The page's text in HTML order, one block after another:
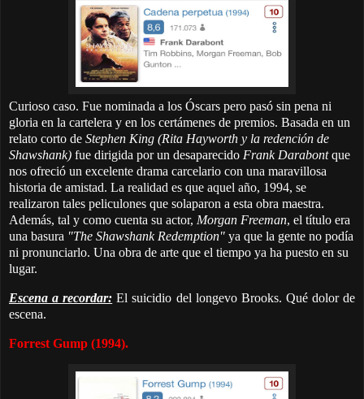
Curioso caso. Fue nominada a los Óscars pero pasó sin pena ni
gloria en la cartelera y en los certámenes de premios. Basada en un
relato corto de Stephen King (Rita Hayworth y la redención de
Shawshank) fue dirigida por un desaparecido Frank Darabontque
nos ofreció un excelente drama carcelario con una maravillosa
historia de amistad. La realidad es que aquel año, 1994, se
realizaron tales peliculones que solaparon a esta obra maestra.
Además, tal y como cuenta su actor, Morgan Freeman, el título era
una basura "The Shawshank Redemption" ya que la gente no podía
ni pronunciarlo. Una obra de arte que el tiempo ya ha puesto en su
lugar.
Escena a recordar: El suicidio del longevo Brooks. Qué dolor de
escena.
Forrest Gump (1994).